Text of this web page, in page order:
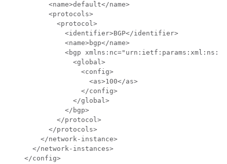
          <name>default</name>
          <protocols>
            <protocol>
              <identifier>BGP</identifier>
              <name>bgp</name>
<bgp
                <global>
                  <config>
                    <as>100</as>
                  </config>
                </global>
              </bgp>
            </protocol>
          </protocols>
        </network-instance>
      </network-instances>
    </config>